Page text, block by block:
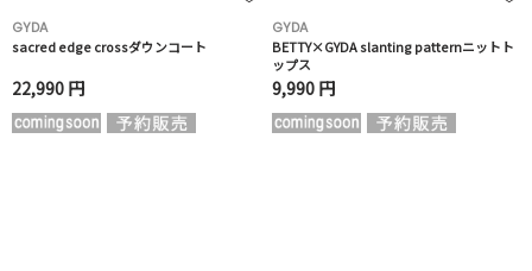
GYDA
sacred edge crossダウンコート
22,990 円
GYDA
BETTY×GYDA slanting patternニットト
ップス
9,990 円